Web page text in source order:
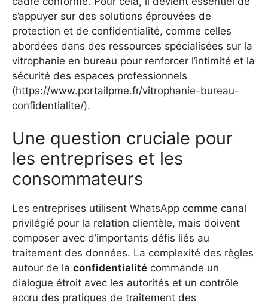
s’appuyer sur des solutions éprouvées de
protection et de confidentialité, comme celles
abordées dans des ressources spécialisées sur la
vitrophanie en bureau pour renforcer l’intimité et la
sécurité des espaces professionnels
(https://www.portailpme.fr/vitrophanie-bureau-
confidentialite/).
Une question cruciale pour
les entreprises et les
consommateurs
Les entreprises utilisent WhatsApp comme canal
privilégié pour la relation clientèle, mais doivent
composer avec d’importants défis liés au
traitement des données. La complexité des règles
autour de la confidentialité commande un
dialogue étroit avec les autorités et un contrôle
accru des pratiques de traitement des